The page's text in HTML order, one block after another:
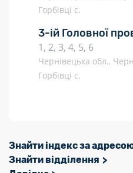
Горбівці с.
3-ій Головної
1, 2, 3, 4, 5, 6
Чернівецька обл.,
Горбівці с.
Знайти індекс за
Знайти відділення